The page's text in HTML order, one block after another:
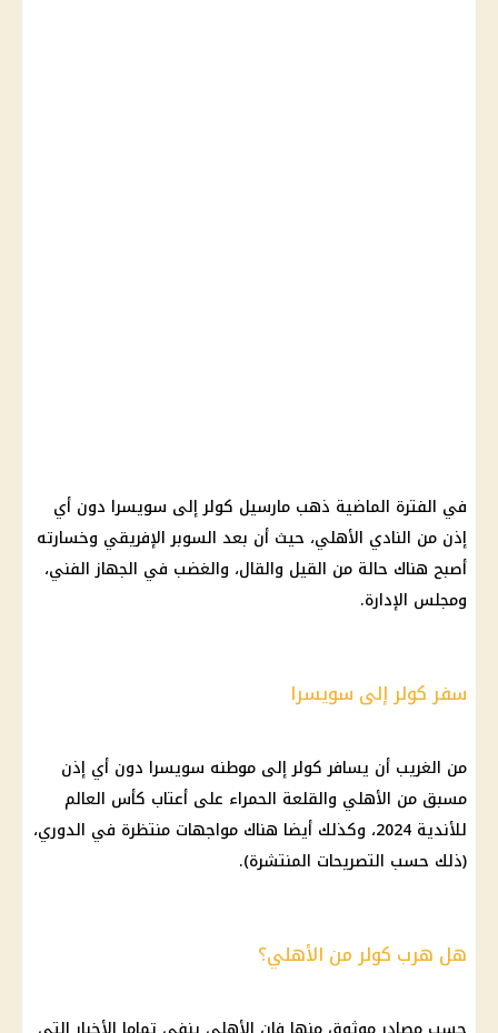
في الفترة الماضية ذهب مارسيل كولرإلى سويسرا دون أي
إذن من النادي الأهلي، حيث أن بعد السوبر الإفريقي وخسارته
أصبح هناك حالة من القيل والقال، والغضب في الجهاز الفني،
ومجلس الإدارة.
سفر كولر إلى سويسرا
من الغريب أن يسافركولرإلى موطنه سويسرا دون أي إذن
مسبق من الأهلي والقلعة الحمراء على أعتاب كأس العالم
للأندية 2024، وكذلك أيضا هناك مواجهات منتظرة في
الدوري،
(ذلك حسب التصريحات المنتشرة).
هل هرب كولر من الأهلي؟